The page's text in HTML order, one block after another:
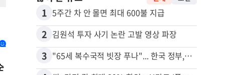
1 5주간 차 안 몰면 최대 600불 지급
2 김원석 투자 사기 논란 고발 영상 파장
3 "65세 복수국적 빗장 푸나"... 한국 정부, 연령 완화 전면 추진